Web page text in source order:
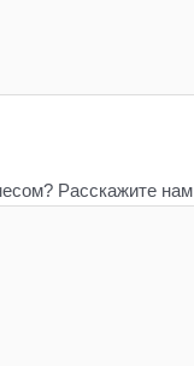
Расскажите